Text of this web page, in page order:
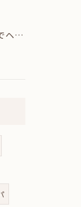
今日もお友達お2人でヘアセットに来てくれました🎀